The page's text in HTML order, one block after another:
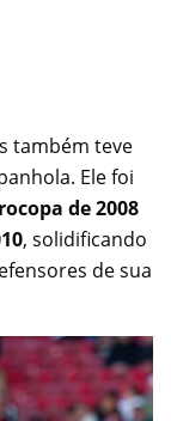
também teve
Ele foi
de 2008
, solidificando
de sua